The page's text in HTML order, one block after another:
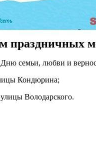
праздничных
семьи, любви и
Кондюрина;
Володарского.